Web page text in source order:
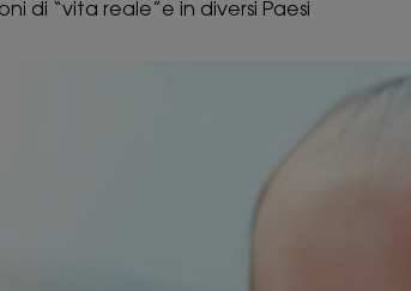
di “vita reale”e in diversi Paesi